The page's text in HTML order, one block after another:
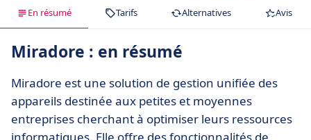
En résumé Tarifs Alternatives Avis
Miradore : en résumé
Miradore est une solution de gestion unifiée des
appareils destinée aux petites et moyennes
entreprises cherchant à optimiser leurs ressources